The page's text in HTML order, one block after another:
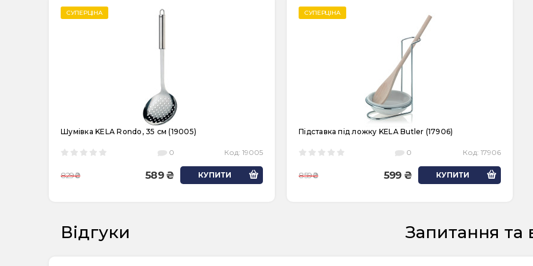
СУПЕРЦІНА
Шумівка KELA Rondo, 35 см (19005)
0
829 589
Код:19005
КУПИТИ
СУПЕРЦІНА
Підставка під ложку KELA Butler (17906)
0
859 599
Код: 17906
КУПИТИ
Відгуки Запитання та